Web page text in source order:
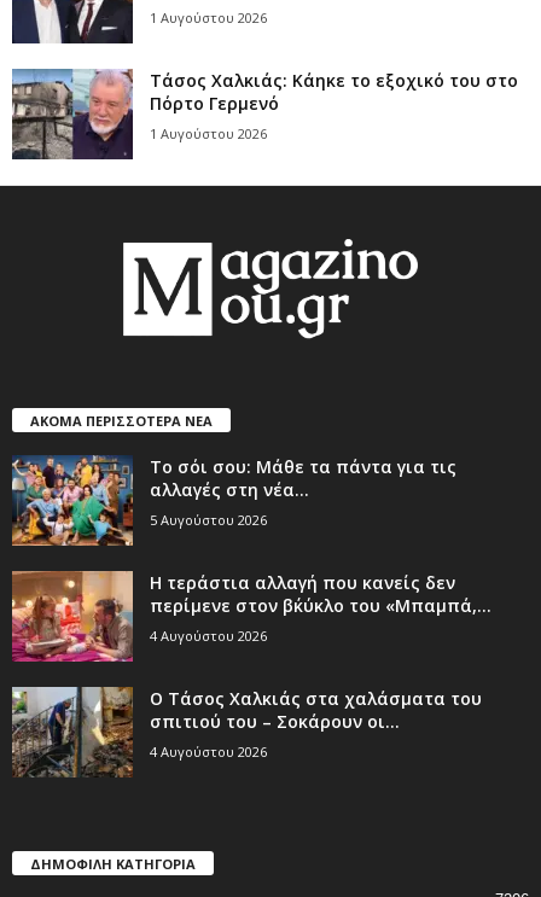
1 Αυγούστου 2026
Τάσος Χαλκιάς: Κάηκε το εξοχικό του στο
Πόρτο Γερμενό
1 Αυγούστου 2026
ΑΚΟΜΑ ΠΕΡΙΣΣΟΤΕΡΑ ΝΕΑ
Το σόι σου: Μάθε τα πάντα για τις
αλλαγές στη νέα...
5 Αυγούστου 2026
Η τεράστια αλλαγή που κανείς δεν
περίμενε στον β΄κύκλο του «Μπαμπά,...
4 Αυγούστου 2026
Ο Τάσος Χαλκιάς στα χαλάσματα του
σπιτιού του – Σοκάρουν οι...
4 Αυγούστου 2026
ΔΗΜΟΦΙΛΗ ΚΑΤΗΓΟΡΙΑ